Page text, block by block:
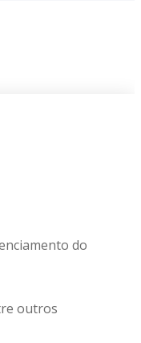
do
outros